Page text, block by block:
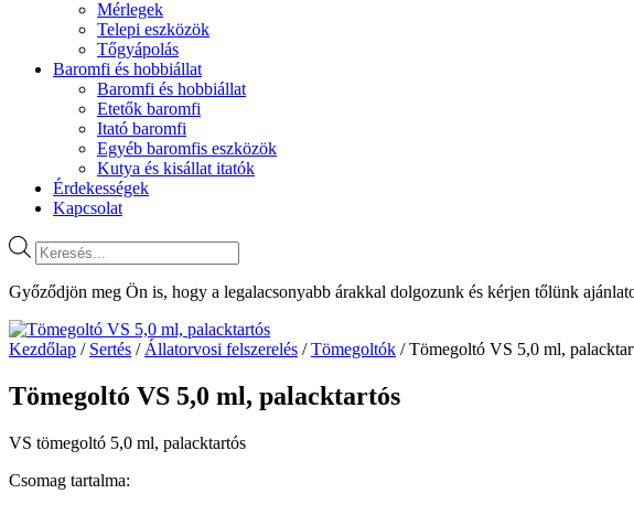
Mérlegek
Telepi eszközök
Tőgyápolás
Baromfi és hobbiállat
Baromfi és hobbiállat
Etetők baromfi
Itató baromfi
Egyéb baromfis eszközök
Kutya és kisállat itatók
Érdekességek
Kapcsolat
Products
search
Győződjön meg Ön is, hogy a legalacsonyabb árakkal dolgozunk és kérjen tőlünk
Kezdőlap / Sertés / Állatorvosi felszerelés /Tömegoltók / Tömegoltó VS 5,0 ml,
Tömegoltó VS 5,0 ml, palacktartós
VS tömegoltó 5,0 ml, palacktartós
Csomag tartalma: